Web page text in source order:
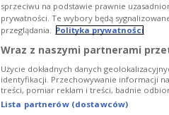
sprzeciwu na podstawie prawnie
prywatności. Te wybory będą
przeglądania. Polityka prywatności
Wraz z naszymi partnerami
Użycie dokładnych danych
identyfikacji. Przechowywanie informacji
treści, pomiar reklam i treści, badnie
Lista partnerów (dostawców)